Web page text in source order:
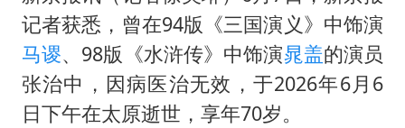
山东一元代青花杯离奇失踪
我国外贸延续良好增长态势
宇树科技中一签需缴款7.54万元
记者获悉，曾在94版《三国演义》中饰演
马谡、98版《水浒传》中饰演晁盖的演员
张治中 ，因病医治无效，于2026年6月6
日下午在太原逝世，享年70岁。